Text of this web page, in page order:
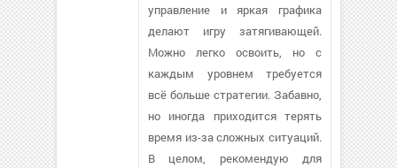
управление и яркая графика
делают игру затягивающей.
Можно легко освоить, но с
каждым уровнем требуется
всё больше стратегии. Забавно,
но иногда приходится терять
время из-за сложных ситуаций.
В целом, рекомендую для